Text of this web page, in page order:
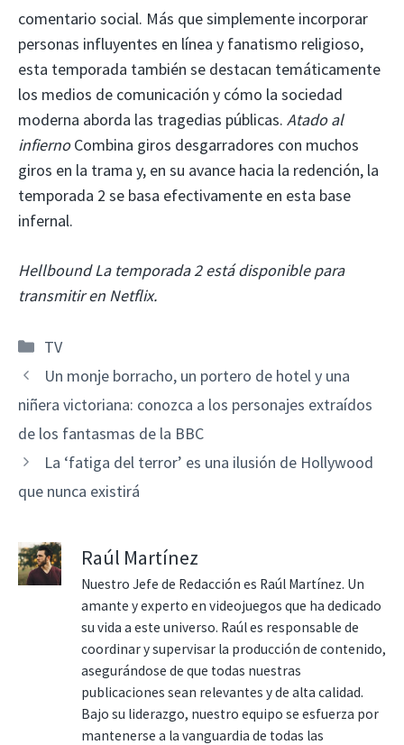
comentario social. Más que simplemente incorporar
personas influyentes en línea y fanatismo religioso,
esta temporada también se destacan temáticamente
los medios de comunicación y cómo la sociedad
moderna aborda las tragedias públicas. Atado al
infiernoCombina giros desgarradores con muchos
giros en la trama y, en su avance hacia la redención, la
temporada 2 se basa efectivamente en esta base
infernal.
Hellbound La temporada 2 está disponible para
transmitir en Netflix.
Categorías
TV
Un monje borracho, un portero de hotel y una
niñera victoriana: conozca a los personajes extraídos
de los fantasmas de la BBC
La ‘fatiga del terror’ es una ilusión de Hollywood
que nunca existirá
Raúl Martínez
Nuestro Jefe de Redacción es Raúl Martínez. Un
amante y experto en videojuegos que ha dedicado
su vida a este universo. Raúl es responsable de
coordinar y supervisar la producción de contenido,
asegurándose de que todas nuestras
publicaciones sean relevantes y de alta calidad.
Bajo su liderazgo, nuestro equipo se esfuerza por
mantenerse a la vanguardia de todas las